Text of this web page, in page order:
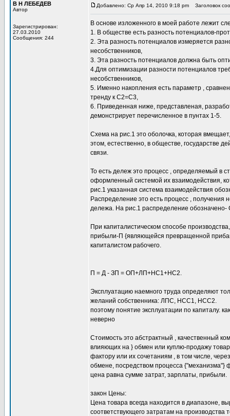
В Н ЛЕБЕДЕВ
Автор
Зарегистрирован:
27.03.2010
Сообщения: 244
Добавлено: Ср Апр 14, 2010 9:18 pm Заголовок
В основе изложенного в моей работе лежит
1. В обществе есть разность потенциалов-
2. Эта разность потенциалов измеряется
несобственников,
3. Эта разность потенциалов должна быть
4.Для оптимизации разности потенциалов
несобственников,
5. Именно накопления есть параметр ,
тренду к С2=С3,
6. Приведенная ниже, представленая,
демонстрирует перечисленное в пунтах 1-5.
Схема на рис.1 это оболочка, которая
этом, естественно, в обществе, государстве
связи.
То есть дележ это процесс , определяемый в
оформленный системой их взаимодействия,
рис.1 указанная система взаимодействия
Распределение это есть процесс ,
дележа. На рис.1 распределение обозначено-
При капиталистическом способе
прибыли-П {являющейся превращенной
капиталистом рабочего.
П = Д - ЗП = ОП+ЛП+НС1+НС2.
Эксплуатацию наемного труда определяют
желаний собственника: ЛПС, НСС1, НСС2.
поэтому понятие эксплуатации по капиталу.
неверно
Стоимость это абстрактный , качественный
влияющих на } обмен или куплю-продажу
фактору или их сочетаниям , в том числе,
обмене, посредством процесса
цена равна сумме затрат, зарплаты, прибыли.
закон Цены:
Цена товара всегда находится в диапазоне,
соответствующего затратам на производства